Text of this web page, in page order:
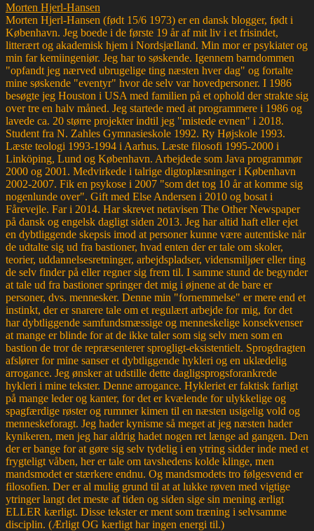
Morten Hjerl-Hansen
Morten Hjerl-Hansen (født 15/6 1973) er en dansk blogger, født i
København. Jeg boede i de første 19 år af mit liv i et frisindet,
litterært og akademisk hjem i Nordsjælland. Min mor er psykiater og
min far kemiingeniør. Jeg har to søskende. Igennem barndommen
"opfandt jeg nærved ubrugelige ting næsten hver dag" og fortalte
mine søskende "eventyr" hvor de selv var hovedpersoner. I 1986
besøgte jeg Houston i USA med familien på et ophold der strakte sig
over tre en halv måned. Jeg startede med at programmere i 1986 og
lavede ca. 20 større projekter indtil jeg "mistede evnen" i 2018.
Student fra N. Zahles Gymnasieskole 1992. Ry Højskole 1993.
Læste teologi 1993-1994 i Aarhus. Læste filosofi 1995-2000 i
Linköping, Lund og København. Arbejdede som Java programmør
2000 og 2001. Medvirkede i talrige digtoplæsninger i København
2002-2007. Fik en psykose i 2007 "som det tog 10 år at komme sig
nogenlunde over". Gift med Else Andersen i 2010 og bosat i
Fårevejle. Far i 2014. Har skrevet netavisen The Other Newspaper
på dansk og engelsk dagligt siden 2013. Jeg har altid haft eller ejet
en dybtliggende skepsis imod at personer kunne være autentiske når
de udtalte sig ud fra bastioner, hvad enten der er tale om skoler,
teorier, uddannelsesretninger, arbejdspladser, vidensmiljøer eller ting
de selv finder på eller regner sig frem til. I samme stund de begynder
at tale ud fra bastioner springer det mig i øjnene at de bare er
personer, dvs. mennesker. Denne min "fornemmelse" er mere end et
instinkt, der er snarere tale om et regulært arbejde for mig, for det
har dybtliggende samfundsmæssige og menneskelige konsekvenser
at mange er blinde for at de ikke taler som sig selv men som en
bastion de tror de repræsenterer sprogligt-eksistentielt. Sprogdragten
afslører for mine sanser et dybtliggende hykleri og en uklædelig
arrogance. Jeg ønsker at udstille dette dagligsprogsforankrede
hykleri i mine tekster. Denne arrogance. Hykleriet er faktisk farligt
på mange leder og kanter, for det er kvælende for ulykkelige og
spagfærdige røster og rummer kimen til en næsten usigelig vold og
menneskeforagt. Jeg hader kynisme så meget at jeg næsten hader
kynikeren, men jeg har aldrig hadet nogen ret længe ad gangen. Den
der er bange for at gøre sig selv tydelig i en ytring sidder inde med et
frygteligt våben, her er tale om tavshedens kolde klinge, men
mandsmodet er stærkere endnu. Og mandsmodets tro følgesvend er
filosofien. Der er al mulig grund til at at lukke røven med vigtige
ytringer langt det meste af tiden og siden sige sin mening ærligt
ELLER kærligt. Disse tekster er ment som træning i selvsamme
disciplin. (Ærligt OG kærligt har ingen energi til.)